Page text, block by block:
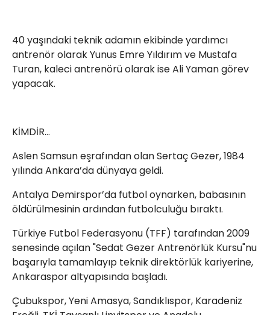
40 yaşındaki teknik adamın ekibinde yardımcı
antrenör olarak Yunus Emre Yıldırım ve Mustafa
Turan, kaleci antrenörü olarak ise Ali Yaman görev
yapacak.
KİMDİR…
Aslen Samsun eşrafından olan Sertaç Gezer, 1984
yılında Ankara’da dünyaya geldi.
Antalya Demirspor’da futbol oynarken, babasının
öldürülmesinin ardından futbolculuğu bıraktı.
Türkiye Futbol Federasyonu (TFF) tarafından 2009
senesinde açılan "Sedat Gezer Antrenörlük Kursu"nu
başarıyla tamamlayıp teknik direktörlük kariyerine,
Ankaraspor altyapısında başladı.
Çubukspor, Yeni Amasya, Sandıklıspor, Karadeniz